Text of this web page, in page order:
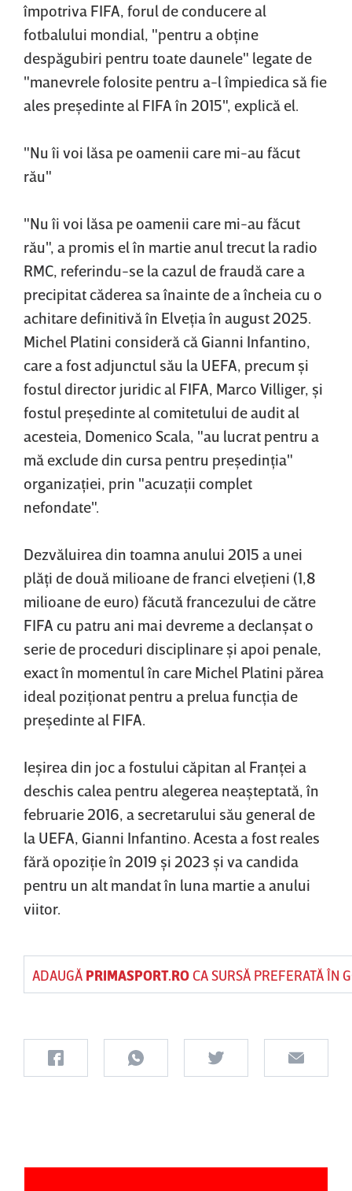
împotriva FIFA, forul de conducere al
fotbalului mondial, "pentru a obţine
despăgubiri pentru toate daunele" legate de
"manevrele folosite pentru a-l împiedica să fie
ales preşedinte al FIFA în 2015", explică el.
"Nu îi voi lăsa pe oamenii care mi-au făcut
rău"
"Nu îi voi lăsa pe oamenii care mi-au făcut
rău", a promis el în martie anul trecut la radio
RMC, referindu-se la cazul de fraudă care a
precipitat căderea sa înainte de a încheia cu o
achitare definitivă în Elveţia în august 2025.
Michel Platini consideră că Gianni Infantino,
care a fost adjunctul său la UEFA, precum şi
fostul director juridic al FIFA, Marco Villiger, şi
fostul preşedinte al comitetului de audit al
acesteia, Domenico Scala, "au lucrat pentru a
mă exclude din cursa pentru preşedinţia"
organizaţiei, prin "acuzaţii complet
nefondate".
Dezvăluirea din toamna anului 2015 a unei
plăţi de două milioane de franci elveţieni (1,8
milioane de euro) făcută francezului de către
FIFA cu patru ani mai devreme a declanşat o
serie de proceduri disciplinare şi apoi penale,
exact în momentul în care Michel Platini părea
ideal poziţionat pentru a prelua funcţia de
preşedinte al FIFA.
Ieşirea din joc a fostului căpitan al Franţei a
deschis calea pentru alegerea neaşteptată, în
februarie 2016, a secretarului său general de
la UEFA, Gianni Infantino. Acesta a fost reales
fără opoziţie în 2019 şi 2023 şi va candida
pentru un alt mandat în luna martie a anului
viitor.
ADAUGĂ PRIMASPORT.ROCA SURSĂ PREFERATĂ ÎN